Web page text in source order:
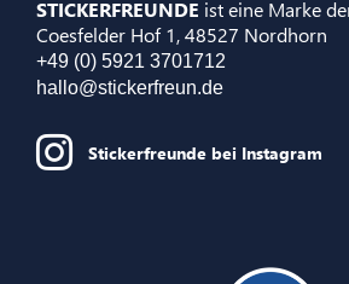
STICKERFREUNDE ist eine Marke
Coesfelder Hof 1, 48527 Nordhorn
+49 (0) 5921 3701712
hallo@stickerfreun.de
Stickerfreunde bei Instagram